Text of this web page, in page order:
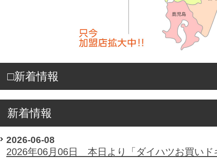
□新着情報
新着情報
2026-06-08
2026年06月06日 本日より「ダイハツお買いド